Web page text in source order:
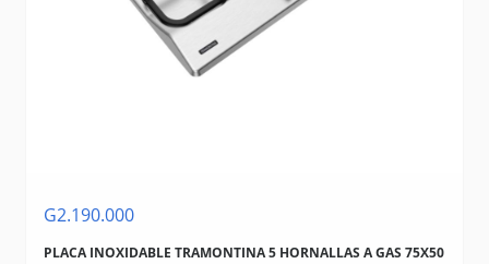
G2.190.000
PLACA INOXIDABLE TRAMONTINA 5 HORNALLAS A GAS 75X50